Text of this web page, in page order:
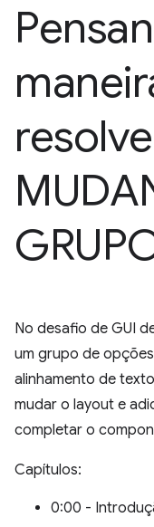
No desafio de GUI
um grupo de
alinhamento de
mudar o layout e
completar o
Capítulos:
0:00 -